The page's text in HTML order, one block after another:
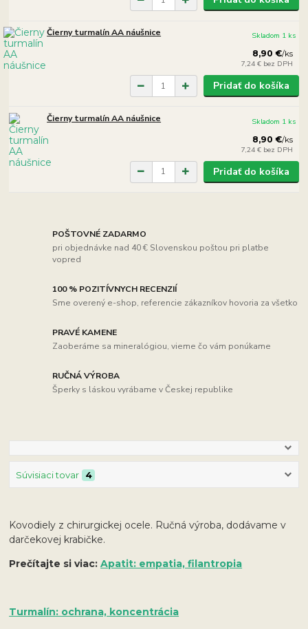
Čierny turmalín AA náušnice
8,90 €/ks
7,24 € bez DPH
Skladom 1 ks
Pridať do košíka
Čierny turmalín AA náušnice
8,90 €/ks
7,24 € bez DPH
Skladom 1 ks
Pridať do košíka
POŠTOVNÉ ZADARMO
pri objednávke nad 40 € Slovenskou poštou pri platbe
vopred
100 % POZITÍVNYCH RECENZIÍ
Sme overený e-shop, referencie zákazníkov hovoria za všetko
PRAVÉ KAMENE
Zaoberáme sa mineralógiou, vieme čo vám ponúkame
RUČNÁ VÝROBA
Šperky s láskou vyrábame v Českej republike
Súvisiaci tovar 4
Kovodiely z chirurgickej ocele. Ručná výroba, dodávame v
darčekovej krabičke.
Prečítajte si viac:Apatit: empatia, filantropia
Turmalín: ochrana, koncentrácia